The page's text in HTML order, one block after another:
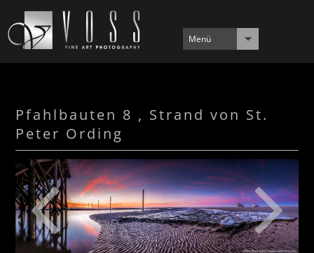
Menü
Pfahlbauten 8 , Strand von St.
Peter Ording